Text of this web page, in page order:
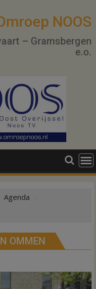
NOOS
– Gramsbergen
e.o.
Agenda
OMMEN